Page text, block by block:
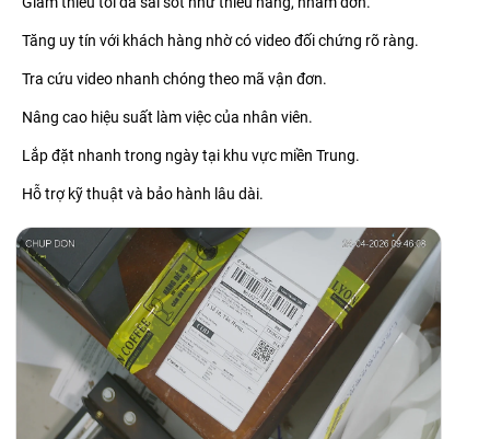
Tăng uy tín với khách hàng nhờ có video đối chứng rõ ràng.
Tra cứu video nhanh chóng theo mã vận đơn.
Nâng cao hiệu suất làm việc của nhân viên.
Lắp đặt nhanh trong ngày tại khu vực miền Trung.
Hỗ trợ kỹ thuật và bảo hành lâu dài.